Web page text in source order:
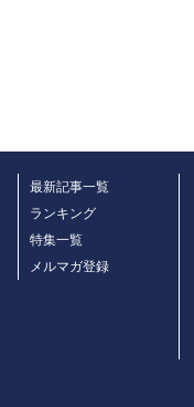
最新記事一覧
ランキング
特集一覧
メルマガ登録